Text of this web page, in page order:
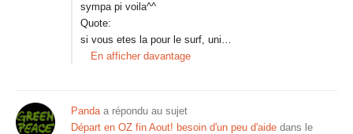
sympa pi voila^^
Quote:
si vous etes la pour le surf, uni…
En afficher davantage
Pandaa répondu au sujet
Départ en OZ fin Aout! besoin d'un peu d'aide dans le